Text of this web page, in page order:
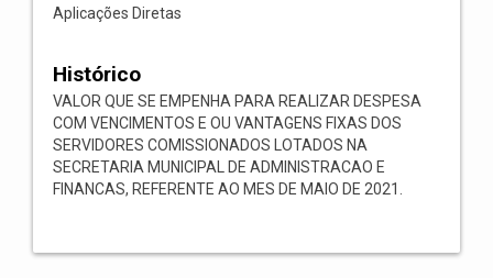
Aplicações Diretas
Histórico
VALOR QUE SE EMPENHA PARA REALIZAR DESPESA
COM VENCIMENTOS E OU VANTAGENS FIXAS DOS
SERVIDORES COMISSIONADOS LOTADOS NA
SECRETARIA MUNICIPAL DE ADMINISTRACAO E
FINANCAS, REFERENTE AO MES DE MAIO DE 2021.